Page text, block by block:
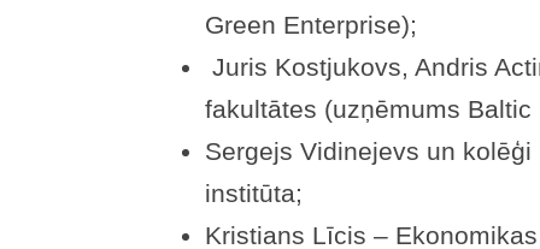
Green Enterprise);
Juris Kostjukovs, Andris
fakultātes (uzņēmums
Sergejs Vidinejevs un
institūta;
Kristians Līcis –